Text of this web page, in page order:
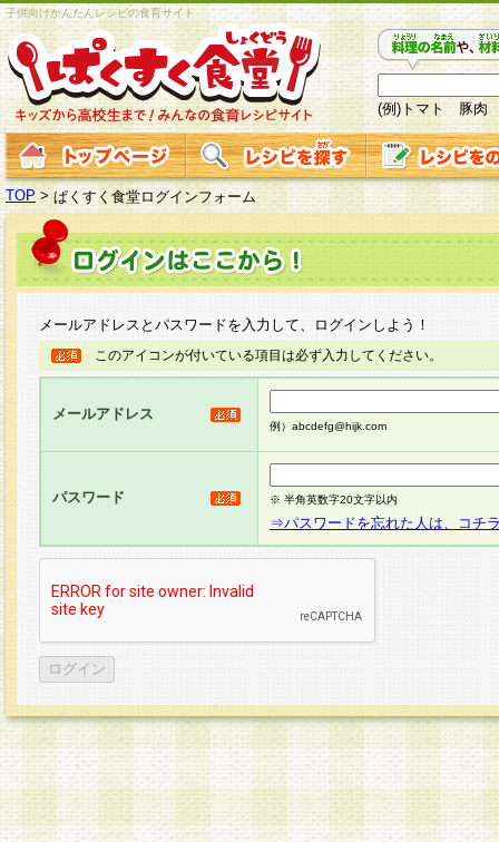
子供向けかんたんレシピの食育サイト
(例)トマト 豚肉
TOP > ぱくすく食堂ログインフォーム
メールアドレスとパスワードを入力して、ログインしよう！
このアイコンが付いている項目は必ず入力してください。
メールアドレス
例）abcdefg@hijk.com
パスワード ※ 半角英数字20文字以内
⇒パスワードを忘れた人は、コチ